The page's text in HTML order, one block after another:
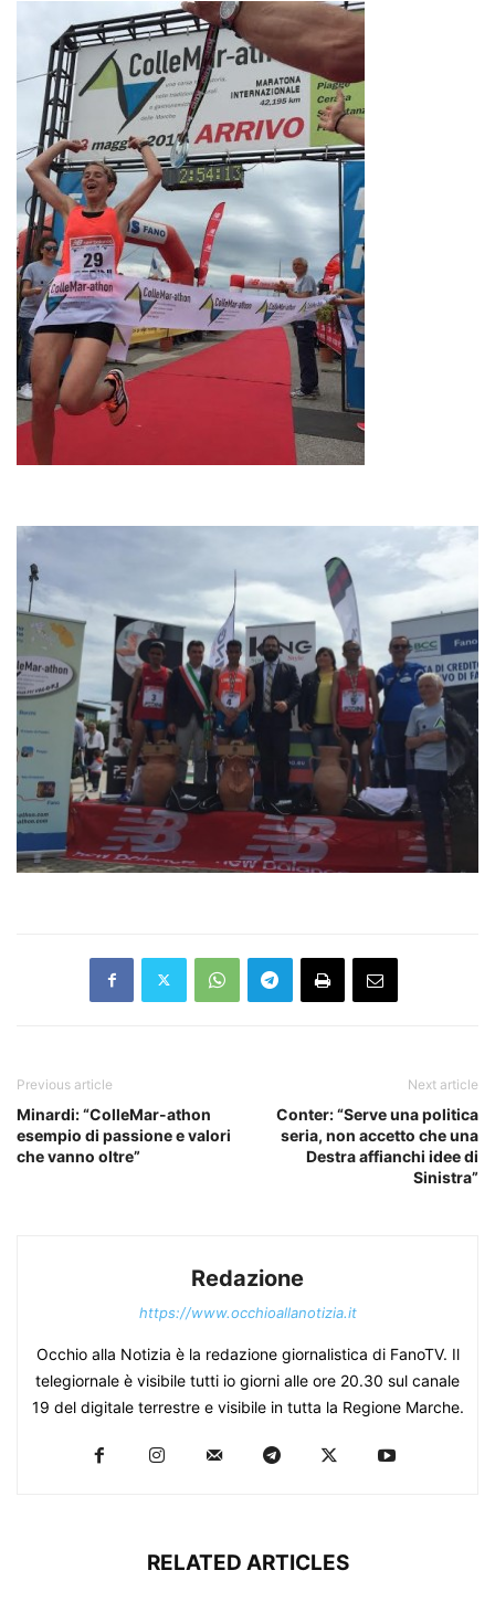
Previous article
Minardi: “ColleMar-athon
esempio di passione e valori
che vanno oltre”
Next article
Conter: “Serve una politica
seria, non accetto che una
Destra affianchi idee di
Sinistra”
Redazione
https://www.occhioallanotizia.it
Occhio alla Notizia è la redazione giornalistica di FanoTV. Il
telegiornale è visibile tutti io giorni alle ore 20.30 sul canale
19 del digitale terrestre e visibile in tutta la Regione Marche.
RELATED ARTICLES